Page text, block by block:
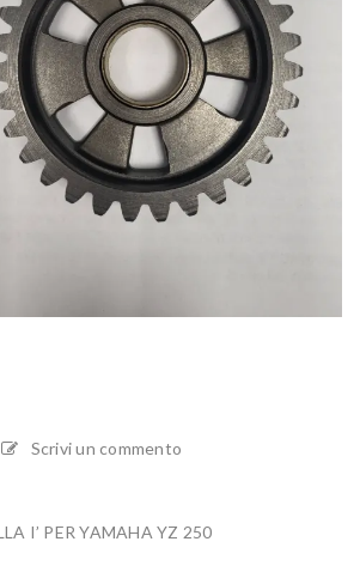
Scrivi un commento
I’ PER YAMAHA YZ 250